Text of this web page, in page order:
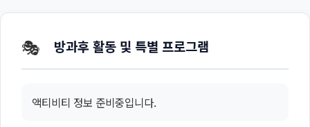
🎭 방과후 활동 및 특별 프로그램
액티비티 정보 준비중입니다.